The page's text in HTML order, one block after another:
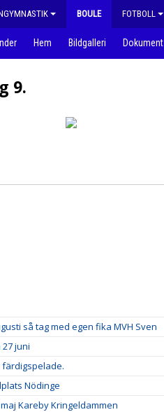
BOULE FOTBOLL
Hem Bildgalleri Dokument
9.
så tag med egen fika MVH Sven
juni
Nödinge
Kareby Kringeldammen